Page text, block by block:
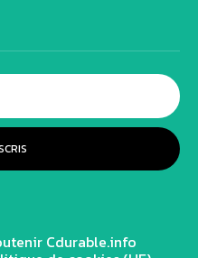
Cdurable.info